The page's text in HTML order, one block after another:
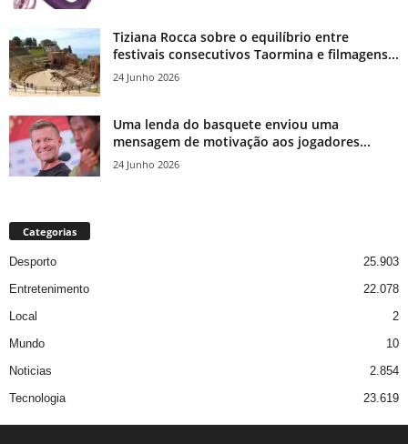
Tiziana Rocca sobre o equilíbrio entre
festivais consecutivos Taormina e filmagens...
24 Junho 2026
Uma lenda do basquete enviou uma
mensagem de motivação aos jogadores...
24 Junho 2026
Categorias
Desporto
25.903
Entretenimento
22.078
Local
2
Mundo
10
Noticias
2.854
Tecnologia
23.619